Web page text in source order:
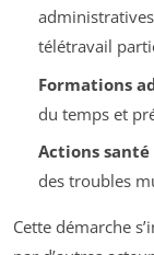
télétravail
Formations
du temps et
Actions santé
des troubles
Cette démarche